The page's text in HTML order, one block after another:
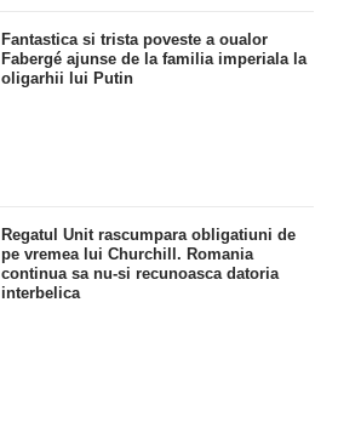
Fantastica si trista poveste a oualor
Fabergé ajunse de la familia imperiala la
oligarhii lui Putin
Regatul Unit rascumpara obligatiuni de
pe vremea lui Churchill. Romania
continua sa nu-si recunoasca datoria
interbelica